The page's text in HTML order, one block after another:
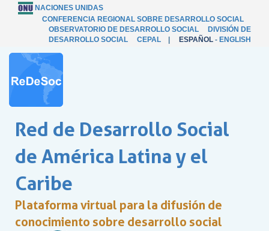
NACIONES UNIDAS
CONFERENCIA REGIONAL SOBRE DESARROLLO SOCIAL
OBSERVATORIO DE DESARROLLO SOCIAL
DIVISIÓN DE
DESARROLLO SOCIAL
CEPAL ESPAÑOL - ENGLISH
Red de Desarrollo Social
de América Latina y el
Caribe
Plataforma virtual para la difusión de
conocimiento sobre desarrollo social